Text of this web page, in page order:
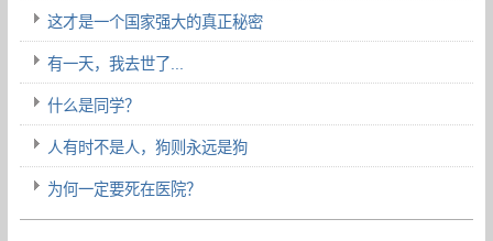
这才是一个国家强大的真正秘密
有一天，我去世了...
什么是同学？
人有时不是人，狗则永远是狗
为何一定要死在医院？